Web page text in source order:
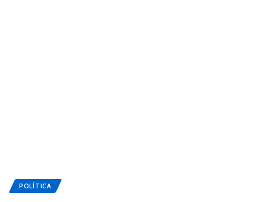
POLÍTICA